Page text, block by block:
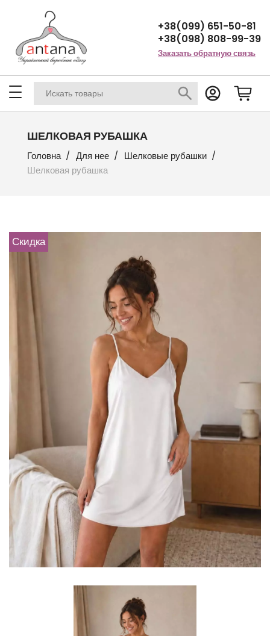
+38(099) 651-50-81
+38(098) 808-99-39
Заказать обратную связь
ШЕЛКОВАЯ РУБАШКА
Головна Для нее
Шелковые рубашки
Шелковая рубашка
Скидка